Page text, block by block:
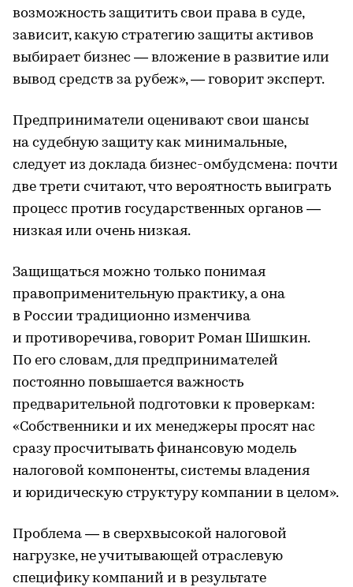
возможность защитить свои права в суде,
зависит, какую стратегию защиты активов
выбирает бизнес — вложение в развитие или
вывод средств за рубеж», — говорит эксперт.
Предприниматели оценивают свои шансы
на судебную защиту как минимальные,
следует из доклада бизнес-омбудсмена: почти
две трети считают, что вероятность выиграть
процесс против государственных органов —
низкая или очень низкая.
Защищаться можно только понимая
правоприменительную практику, а она
в России традиционно изменчива
и противоречива, говорит Роман Шишкин.
По его словам, для предпринимателей
постоянно повышается важность
предварительной подготовки к проверкам:
«Собственники и их менеджеры просят нас
сразу просчитывать финансовую модель
налоговой компоненты, системы владения
и юридическую структуру компании в целом».
Проблема — в сверхвысокой налоговой
нагрузке, не учитывающей отраслевую
специфику компаний и в результате